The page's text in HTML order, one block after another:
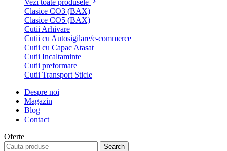
Vezi toate produsele
Clasice CO3 (BAX)
Clasice CO5 (BAX)
Cutii Arhivare
Cutii cu Autosigilare/e-commerce
Cutii cu Capac Atasat
Cutii Incaltaminte
Cutii preformare
Cutii Transport Sticle
Despre noi
Magazin
Blog
Contact
Oferte
Search